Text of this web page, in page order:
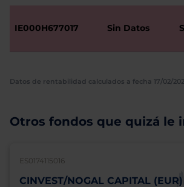
IE000H677017 Sin Datos
Datos de rentabilidad calculados a fecha 17/02/
Otros fondos que quizá le
ES0174115016
CINVEST/NOGAL CAPITAL